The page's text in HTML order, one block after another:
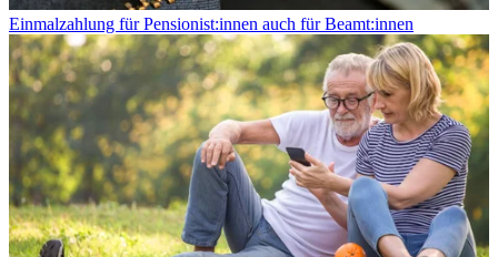
Einmalzahlung für Pensionist:innen auch für Beamt:innen